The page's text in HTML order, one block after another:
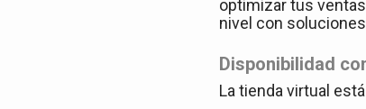
optimizar tus
nivel con
Disponibilidad
La tienda virtual